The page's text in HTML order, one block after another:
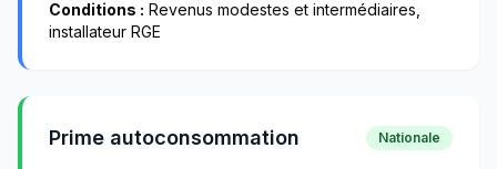
Conditions : Revenus modestes et intermédiaires,
installateur RGE
Prime autoconsommation Nationale